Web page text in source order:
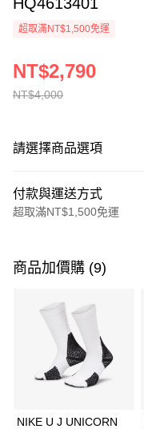
超取滿NT$1,500免運
NT$4,000
NT$2,790
請選擇商品選項
付款與運送方式
超取滿NT$1,500免運
信用卡一次付款
3 期 0 利率 每期
合作金庫商業銀行
華南商業銀行
上海商業儲蓄銀行
Apple Pay
商品加價購 (9)
NIKE U J UNICORN